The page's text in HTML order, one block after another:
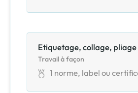
Etiquetage, collage, pliage
Travail à façon
1 norme, label ou